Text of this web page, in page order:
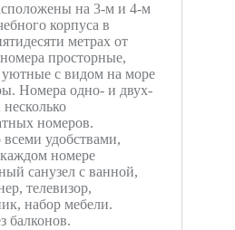
на 3-м и 4-м
корпуса в
метрах от
просторные,
уютные с видом на море
Номера одно- и двух-
номеров.
удобствами,
номере
санузел с ванной,
телевизор,
набор мебели.
балконов.